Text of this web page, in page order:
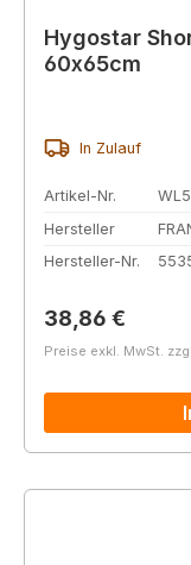
Hygostar
60x65cm
In Zulauf
Artikel-Nr.
Hersteller
Hersteller-Nr.
Regulärer Preis:
38,86 €
Preise exkl. MwSt.